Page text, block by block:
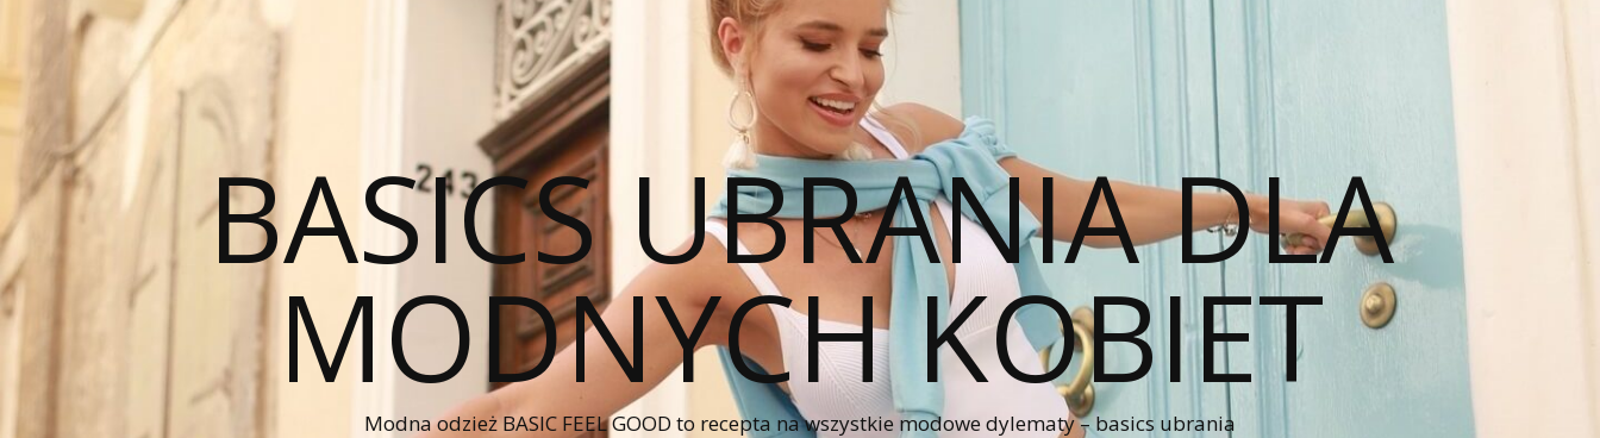
BASICS UBRANIA DLA
MODNYCH KOBIET
Modna odzież BASIC FEEL GOOD to recepta na wszystkie modowe dylematy – basics ubrania